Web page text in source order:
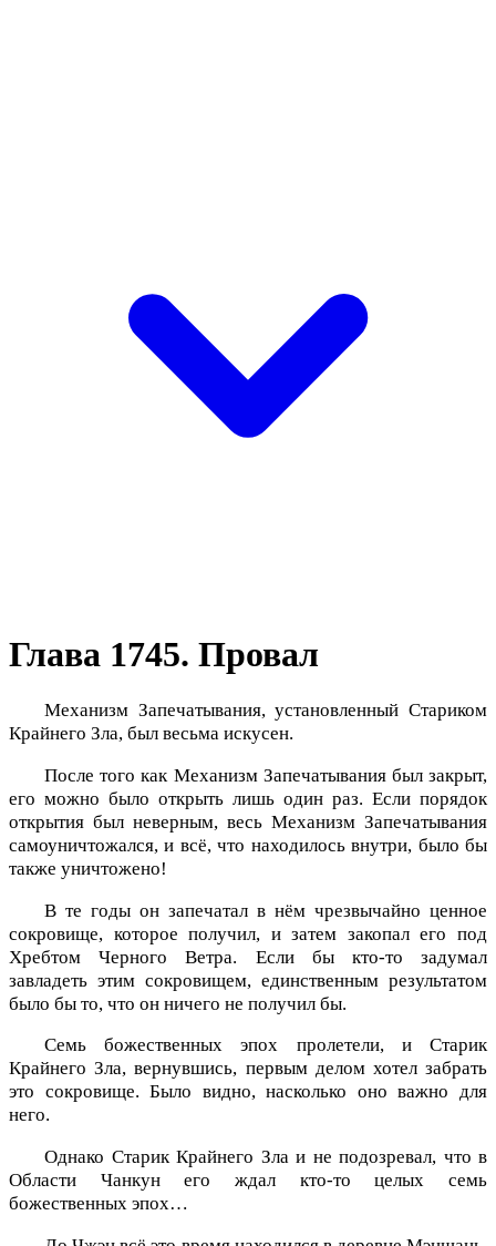
Глава 1745. Провал
Механизм Запечатывания, установленный Стариком
Крайнего Зла, был весьма искусен.
После того как Механизм Запечатывания был закрыт,
его можно было открыть лишь один раз. Если порядок
открытия был неверным, весь Механизм Запечатывания
самоуничтожался, и всё, что находилось внутри, было бы
также уничтожено!
В те годы он запечатал в нём чрезвычайно ценное
сокровище, которое получил, и затем закопал его под
Хребтом Черного Ветра. Если бы кто-то задумал
завладеть этим сокровищем, единственным результатом
было бы то, что он ничего не получил бы.
Семь божественных эпох пролетели, и Старик
Крайнего Зла, вернувшись, первым делом хотел забрать
это сокровище. Было видно, насколько оно важно для
него.
Однако Старик Крайнего Зла и не подозревал, что в
Области Чанкун его ждал кто-то целых семь
божественных эпох…